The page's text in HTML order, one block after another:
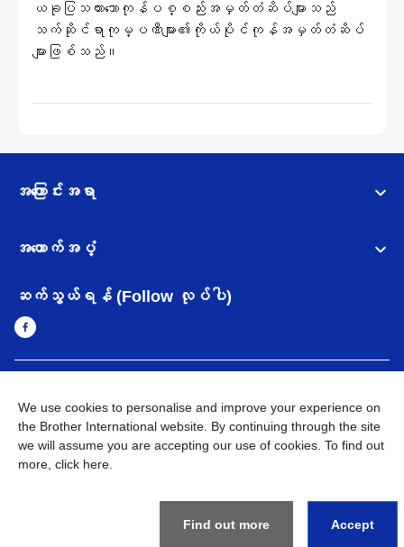
ယခုပြသထားသောကုန်ပစ္စည်းအမှတ်တံဆိပ်များသည်
သက်ဆိုင်ရာကုမ္ပဏီများ၏ကိုယ်ပိုင်ကုန်အမှတ်တံဆိပ်
များဖြစ်သည်။
အကြောင်းအရာ
အထောက်အပံ့
ဆက်သွယ်ရန် (Follow လုပ်ပါ)
အသုံးပြုမူဝါဒ
သုံးစွဲရန် ဝက်ဆိုဒ်အညွှန်း
Brother Global ဝက်ဆိုဒ်သို့သွားရန်
We use cookies to personalise and improve your experience on
the Brother International website. By continuing through the site
we will assume you are accepting our use of cookies. To find out
more, click here
Find out more Accept